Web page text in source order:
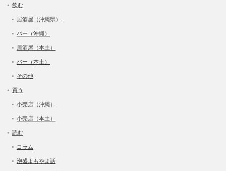
飲む
居酒屋（沖縄県）
バー（沖縄）
居酒屋（本土）
バー（本土）
その他
買う
小売店（沖縄）
小売店（本土）
読む
コラム
泡盛よもやま話